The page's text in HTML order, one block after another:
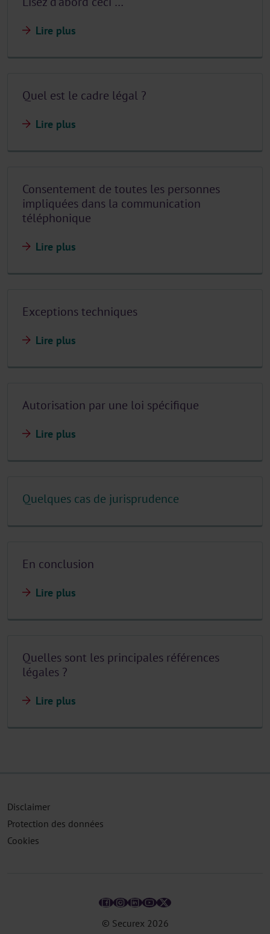
Lire plus
Quel est le cadre légal ?
Lire plus
Consentement de toutes les personnes
impliquées dans la communication
téléphonique
Lire plus
Exceptions techniques
Lire plus
Autorisation par une loi spécifique
Lire plus
Quelques cas de jurisprudence
En conclusion
Lire plus
Quelles sont les principales références
légales ?
Lire plus
© Securex 2026
Disclaimer
Protection des données
Cookies